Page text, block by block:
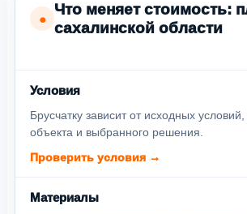
●
Что меняет стоимость:
сахалинской области
Условия
Брусчатку зависит от исходных
объекта и выбранного решения.
Проверить условия →
Материалы